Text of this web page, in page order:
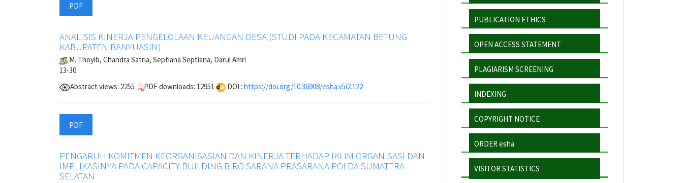
PDF
ANALISIS KINERJA PENGELOLAAN KEUANGAN DESA (STUDI PADA KECAMATAN BETUNG
KABUPATEN BANYUASIN)
M. Thoyib, Chandra Satria, Septiana Septiana, Darul Amri
13-30
Abstract views: 2255
PDF downloads: 12951 DOI : https://doi.org/10.36908/esha.v5i2.122
PDF
PENGARUH KOMITMEN KEORGANISASIAN DAN KINERJA TERHADAP IKLIM ORGANISASI DAN
IMPLIKASINYA PADA CAPACITY BUILDING BIRO SARANA PRASARANA POLDA SUMATERA
SELATAN
PUBLICATION ETHICS
OPEN ACCESS STATEMENT
PLAGIARISM SCREENING
INDEXING
COPYRIGHT NOTICE
ORDER esha
VISITOR STATISTICS